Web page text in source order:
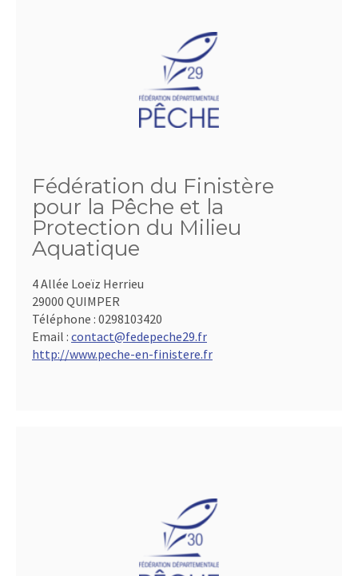
Fédération du Finistère
pour la Pêche et la
Protection du Milieu
Aquatique
4 Allée Loeïz Herrieu
29000 QUIMPER
Téléphone : 0298103420
Email : contact@fedepeche29.fr
http://www.peche-en-finistere.fr